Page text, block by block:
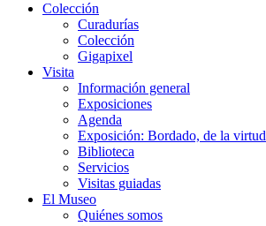
Colección
Curadurías
Colección
Gigapixel
Visita
Información general
Exposiciones
Agenda
Exposición: Bordado, de la virtud
Biblioteca
Servicios
Visitas guiadas
El Museo
Quiénes somos